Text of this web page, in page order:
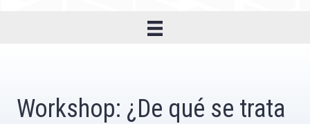
Workshop: ¿De qué se trata